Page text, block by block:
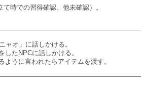
時での習得確認、他未確認）。
ャオ」に話しかける。
たNPCに話しかける。
うに言われたらアイテムを渡す。